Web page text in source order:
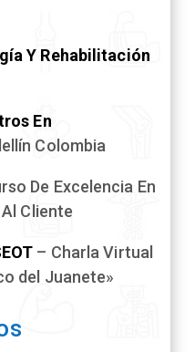
Y Rehabilitación
En
Colombia
De Excelencia En
Cliente
– Charla Virtual
del Juanete»